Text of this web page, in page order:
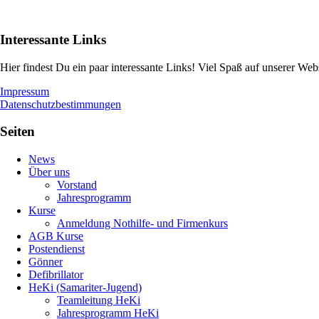
Interessante Links
Hier findest Du ein paar interessante Links! Viel Spaß auf unserer
Impressum
Datenschutzbestimmungen
Seiten
News
Über uns
Vorstand
Jahresprogramm
Kurse
Anmeldung Nothilfe- und Firmenkurs
AGB Kurse
Postendienst
Gönner
Defibrillator
HeKi (Samariter-Jugend)
Teamleitung HeKi
Jahresprogramm HeKi